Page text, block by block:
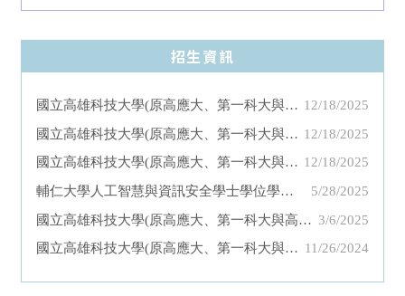
招生資訊
國立高雄科技大學(原高應大、第一科大與高海科大)管理學院高階主管經營管理碩士在職專班招生資訊 12/18/2025
國立高雄科技大學(原高應大、第一科大與高海科大)資訊管理系電子商務碩士班招生資訊 12/18/2025
國立高雄科技大學(原高應大、第一科大與高海科大)資訊管理系招生資訊 12/18/2025
輔仁大學人工智慧與資訊安全學士學位學程招生資訊
5/28/2025
國立高雄科技大學(原高應大、第一科大與高海科大)管理學院博士班招生資訊 3/6/2025
國立高雄科技大學(原高應大、第一科大與高海科大)運籌管理系招生資訊 11/26/2024